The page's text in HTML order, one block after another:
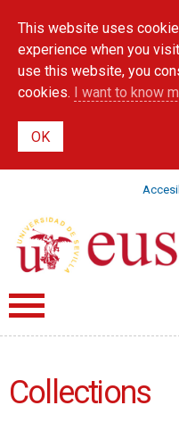
main
This website uses
experience when you
use this website, you
cookies. I want to know
Collections